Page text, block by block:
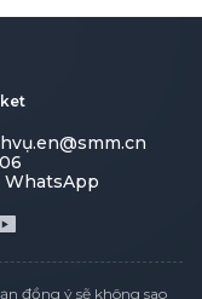
đồng ý sẽ không sao